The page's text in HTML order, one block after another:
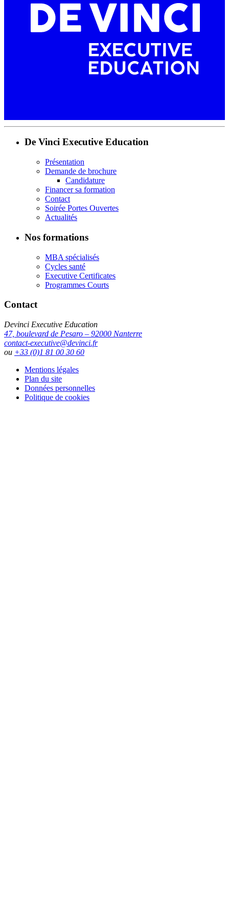
De Vinci Executive Education
Présentation
Demande de brochure
Candidature
Financer sa formation
Contact
Soirée Portes Ouvertes
Actualités
Nos formations
MBA spécialisés
Cycles santé
Executive Certificates
Programmes Courts
Contact
Devinci Executive Education
47, boulevard de Pesaro – 92000 Nanterre
contact-executive@devinci.fr
ou +33 (0)1 81 00 30 60
Mentions légales
Plan du site
Données personnelles
Politique de cookies